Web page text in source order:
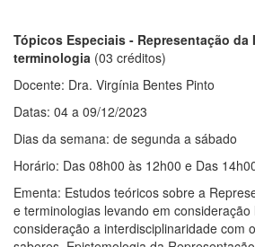
Tópicos Especiais - Representação da
terminologia (03 créditos)
Docente: Dra. Virgínia Bentes Pinto
Datas: 04 a 09/12/2023
Dias da semana: de segunda a sábado
Horário: Das 08h00 às 12h00 e Das
Ementa: Estudos teóricos sobre a
e terminologias levando em consideração
consideração a interdisciplinaridade com